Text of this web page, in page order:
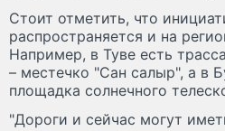
Стоит отметить, что
распространяется и на
Например, в Туве есть
– местечко "Сан салыр", а в
площадка солнечного
"Дороги и сейчас могут